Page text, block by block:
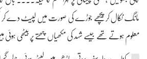
مانگ نکال کر پیچھے جوڑے کی صورت میں لپیٹ دے کر
معلوم ہوتے تھے جیسے شہد کی مکھیاں چھتے پر بیٹھی ہوئی